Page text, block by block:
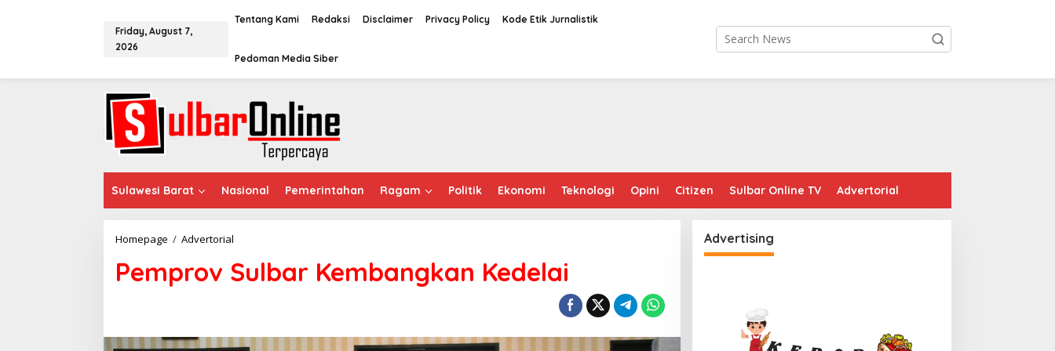
o
Friday, August 7,
2026
Tentang Kami Redaksi Disclaimer Privacy Policy Kode Etik Jurnalistik
Pedoman Media Siber
Sulawesi Barat Nasional Pemerintahan Ragam Politik Ekonomi Teknologi Opini Citizen Sulbar Online TV Advertorial
Homepage / Advertorial
m
p
S
Pemprov Sulbar Kembangkan Kedelai
Advertising